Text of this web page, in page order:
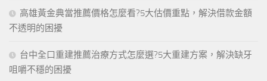
高雄黃金典當推薦價格怎麼看?5大估價重點，解決借款金額
不透明的困擾
台中全口重建推薦治療方式怎麼選?5大重建方案，解決缺牙
咀嚼不穩的困擾